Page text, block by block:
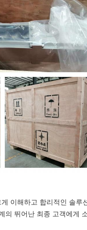
이해하고 합리적인 솔
의 뛰어난 최종 고객에게